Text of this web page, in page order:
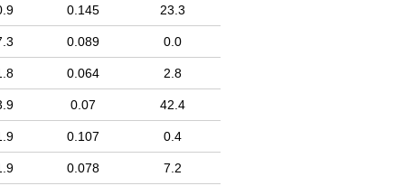
0.145 23.3
0.089 0.0
0.064 2.8
0.07 42.4
0.107 0.4
0.078 7.2